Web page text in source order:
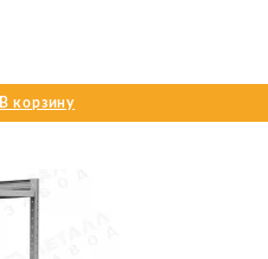
В корзину